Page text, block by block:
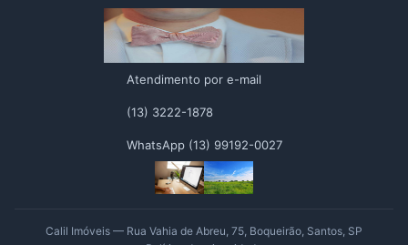
Atendimento por e-mail
(13) 3222-1878
WhatsApp (13) 99192-0027
Calil Imóveis — Rua Vahia de Abreu, 75, Boqueirão, Santos, SP